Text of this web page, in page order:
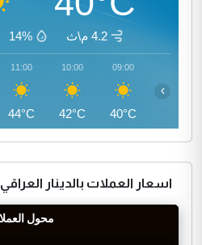
4.2 م\ث 14%
09:00
40°C
10:00
42°C
11:00
44°C
›
اسعار العملات بالدينار العراقي